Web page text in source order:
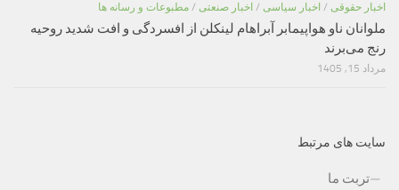
اخبار حقوقی / اخبار سیاسی / اخبار صنعتی / مطبوعات و رسانه ها
ملوانان ناو هواپیمابر آبراهام لینکلن از افسردگی و افت شدید روحیه
رنج می‌برند
مرداد 15, 1405
سایت های مرتبط
تربت ما